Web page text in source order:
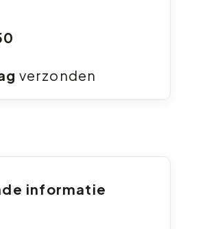
verzonden
informatie